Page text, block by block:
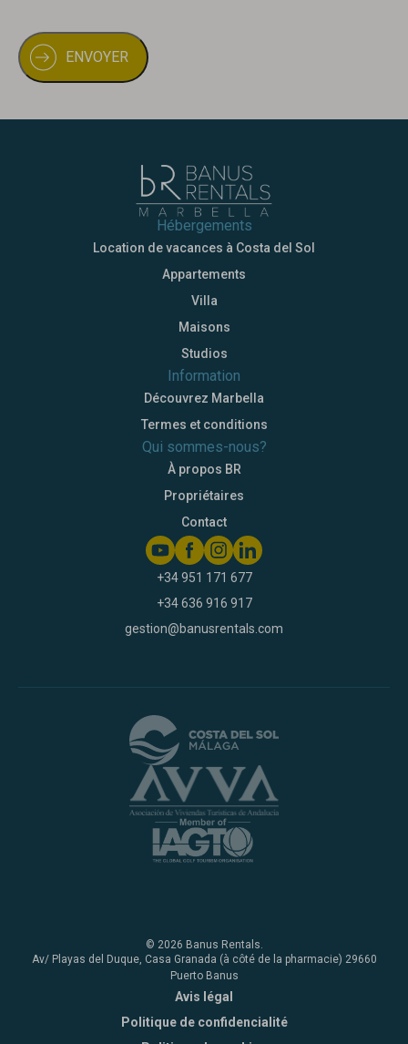
Hébergements
Location de vacances à Costa del Sol
Appartements
Villa
Maisons
Studios
Information
Découvrez Marbella
Termes et conditions
Qui sommes-nous?
À propos BR
Propriétaires
Contact
+34 951 171 677
+34 636 916 917
gestion@banusrentals.com
© 2026 Banus Rentals.
Av/ Playas del Duque, Casa Granada (à côté de la pharmacie) 29660
Puerto Banus
Avis légal
Politique de confidencialité